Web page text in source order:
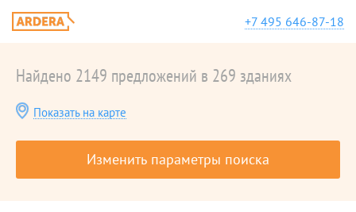
+7 495 646-87-18
Найдено 2149 предложений в 269 зданиях
Показать на карте
Изменить параметры поиска